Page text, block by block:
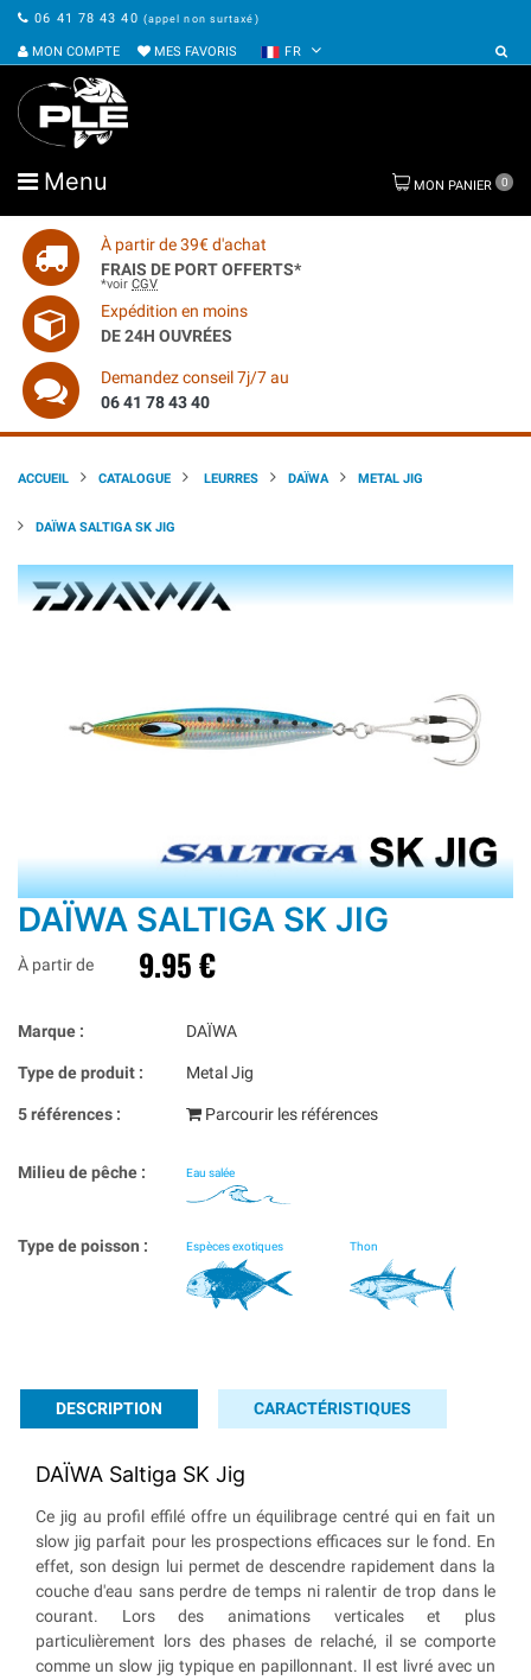
06 41 78 43 40 (appel non surtaxé)
MON COMPTE MES FAVORIS FR
Menu MON PANIER 0
À partir de 39€ d'achat
FRAIS DE PORT OFFERTS*
*voir CGV
Expédition en moins
DE 24H OUVRÉES
Demandez conseil 7j/7 au
06 41 78 43 40
ACCUEIL CATALOGUE LEURRES DAÏWA METAL JIG
DAÏWA SALTIGA SK JIG
DAÏWA SALTIGA SK JIG
À partir de 9.95 €
Marque : DAÏWA
Type de produit : Metal Jig
5 références : Parcourir les références
Milieu de pêche : Eau salée
Type de poisson : Espèces exotiques Thon
DESCRIPTION CARACTÉRISTIQUES
DAÏWA Saltiga SK Jig
Ce jig au profil effilé offre un équilibrage centré qui en fait un
slow jig parfait pour les prospections efficaces sur le fond. En
effet, son design lui permet de descendre rapidement dans la
couche d'eau sans perdre de temps ni ralentir de trop dans le
courant. Lors des animations verticales et plus
particulièrement lors des phases de relaché, il se comporte
comme un slow jig typique en papillonnant. Il est livré avec un